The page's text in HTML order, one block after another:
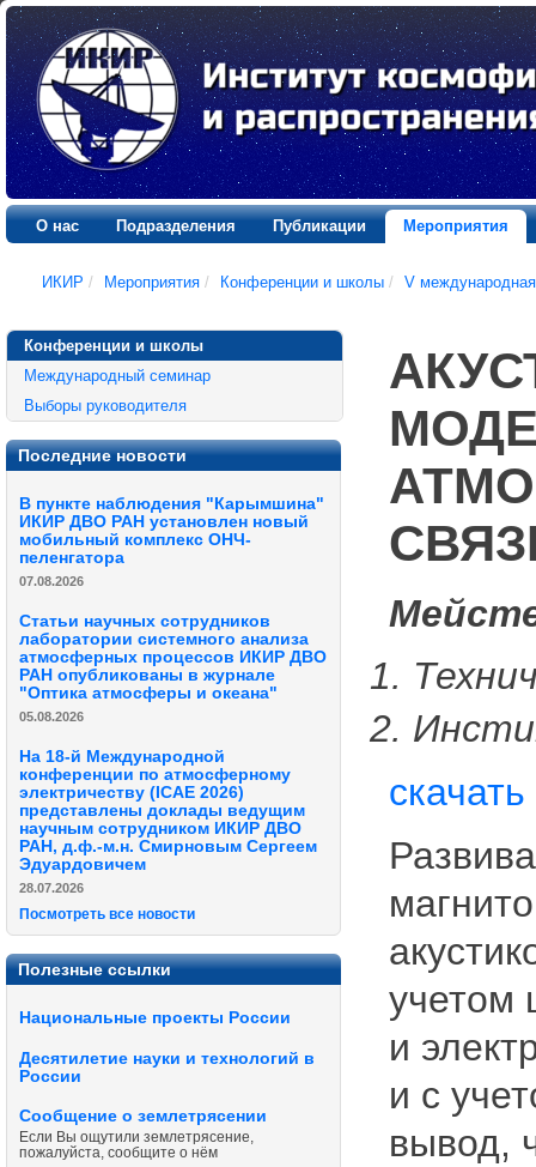
О нас Подразделения Публикации Мероприятия
ИКИР / Мероприятия / Конференции и школы / V
Конференции и школы
Международный семинар
Выборы руководителя
Последние новости
В пункте наблюдения "Карымшина"
ИКИР ДВО РАН установлен новый
мобильный комплекс ОНЧ-
пеленгатора
07.08.2026
Статьи научных сотрудников
лаборатории системного анализа
атмосферных процессов ИКИР ДВО
РАН опубликованы в журнале
"Оптика атмосферы и океана"
05.08.2026
На 18-й Международной
конференции по атмосферному
электричеству (ICAE 2026)
представлены доклады ведущим
научным сотрудником ИКИР ДВО
РАН, д.ф.-м.н. Смирновым Сергеем
Эдуардовичем
28.07.2026
Посмотреть все новости
Полезные ссылки
Национальные проекты России
Десятилетие науки и технологий в
России
Сообщение о землетрясении
Если Вы ощутили землетрясение,
пожалуйста, сообщите о нём
скачать
учетом
и
и с
вывод,